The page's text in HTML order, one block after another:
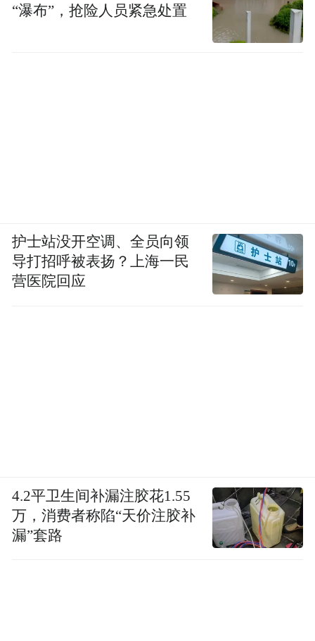
“瀑布”，抢险人员紧急处置
护士站没开空调、全员向领
导打招呼被表扬？上海一民
营医院回应
4.2平卫生间补漏注胶花1.55
万，消费者称陷“天价注胶补
漏”套路